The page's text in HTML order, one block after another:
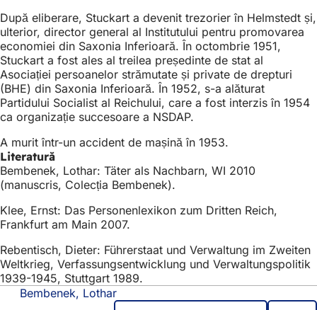
După eliberare, Stuckart a devenit trezorier în Helmstedt și,
ulterior, director general al Institutului pentru promovarea
economiei din Saxonia Inferioară. În octombrie 1951,
Stuckart a fost ales al treilea președinte de stat al
Asociației persoanelor strămutate și private de drepturi
(BHE) din Saxonia Inferioară. În 1952, s-a alăturat
Partidului Socialist al Reichului, care a fost interzis în 1954
ca organizație succesoare a NSDAP.
A murit într-un accident de mașină în 1953.
Literatură
Bembenek, Lothar: Täter als Nachbarn, WI 2010
(manuscris, Colecția Bembenek).
Klee, Ernst: Das Personenlexikon zum Dritten Reich,
Frankfurt am Main 2007.
Rebentisch, Dieter: Führerstaat und Verwaltung im Zweiten
Weltkrieg, Verfassungsentwicklung und Verwaltungspolitik
1939-1945, Stuttgart 1989.
Bembenek, Lothar